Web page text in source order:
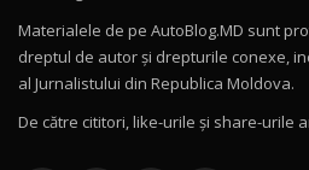
12
Noul MG HS / Test
16:48
Materialele de pe AutoBlog.MD sunt
dreptul de autor și drepturile conexe,
al Jurnalistului din Republica Moldova.
De către cititori, like-urile şi share-urile